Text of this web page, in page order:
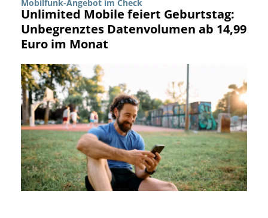
Mobilfunk-Angebot im Check
Unlimited Mobile feiert Geburtstag:
Unbegrenztes Datenvolumen ab 14,99
Euro im Monat